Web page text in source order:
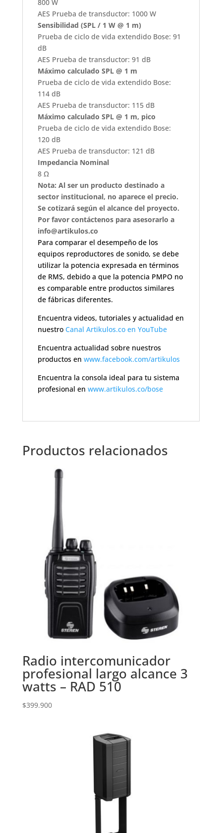
800 W
AES Prueba de transductor: 1000 W
Sensibilidad (SPL / 1 W @ 1 m)
Prueba de ciclo de vida extendido Bose: 91
dB
AES Prueba de transductor: 91 dB
Máximo calculado SPL @ 1 m
Prueba de ciclo de vida extendido Bose:
114 dB
AES Prueba de transductor: 115 dB
Máximo calculado SPL @ 1 m, pico
Prueba de ciclo de vida extendido Bose:
120 dB
AES Prueba de transductor: 121 dB
Impedancia Nominal
8 Ω
Nota: Al ser un producto destinado a
sector institucional, no aparece el precio.
Se cotizará según el alcance del proyecto.
Por favor contáctenos para asesorarlo a
info@artikulos.co
Para comparar el desempeño de los
equipos reproductores de sonido, se debe
utilizar la potencia expresada en términos
de RMS, debido a que la potencia PMPO no
es comparable entre productos similares
de fábricas diferentes.
Encuentra videos, tutoriales y actualidad en
nuestro Canal Artikulos.co en YouTube
Encuentra actualidad sobre nuestros
productos en www.facebook.com/artikulos
Encuentra la consola ideal para tu sistema
profesional en www.artikulos.co/bose
Productos relacionados
Radio intercomunicador
profesional largo alcance 3
watts – RAD 510
$399.900